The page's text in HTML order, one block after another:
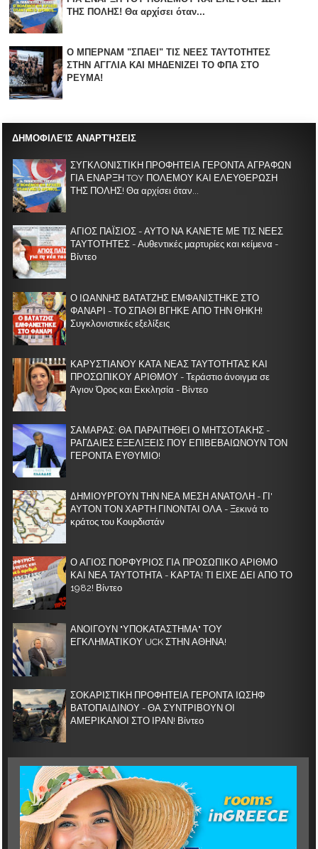
ΤΗΣ ΠΟΛΗΣ! Θα αρχίσει όταν...
Ο ΜΠΕΡΝΑΜ "ΣΠΑΕΙ" ΤΙΣ ΝΕΕΣ ΤΑΥΤΟΤΗΤΕΣ
ΣΤΗΝ ΑΓΓΛΙΑ KAI ΜΗΔΕΝΙZΕΙ ΤΟ ΦΠΑ ΣΤΟ
ΡΕΥΜΑ!
ΔΗΜΟΦΙΛΕΊΣ ΑΝΑΡΤΉΣΕΙΣ
ΣΥΓΚΛΟΝΙΣΤΙΚΗ ΠΡΟΦΗΤΕΙΑ ΓΕΡΟΝΤΑ ΑΓΡΑΦΩΝ
ΓΙΑ ΕΝΑΡΞΗ TOY ΠΟΛΕΜΟΥ ΚΑΙ ΕΛΕΥΘΕΡΩΣΗ
ΤΗΣ ΠΟΛΗΣ! Θα αρχίσει όταν...
ΑΓΙΟΣ ΠΑΪΣΙΟΣ - ΑΥΤΟ ΝΑ ΚΑΝΕΤΕ ΜΕ ΤΙΣ ΝΕΕΣ
ΤΑΥΤΟΤΗΤΕΣ - Αυθεντικές μαρτυρίες και κείμενα -
Βίντεο
Ο ΙΩΑΝΝΗΣ ΒΑΤΑΤΖΗΣ ΕΜΦΑΝΙΣΤΗΚΕ ΣΤΟ
ΦΑΝΑΡΙ - ΤΟ ΣΠΑΘΙ ΒΓΗΚΕ ΑΠΟ ΤΗΝ ΘΗΚΗ!
Συγκλονιστικές εξελίξεις
ΚΑΡΥΣΤΙΑΝΟΥ ΚΑΤΑ ΝΕΑΣ ΤΑΥΤΟΤΗΤΑΣ ΚΑΙ
ΠΡΟΣΩΠΙΚΟΥ ΑΡΙΘΜΟΥ - Τεράστιο άνοιγμα σε
Άγιον Όρος και Εκκλησία - Βίντεο
ΣΑΜΑΡΑΣ: ΘΑ ΠΑΡΑΙΤΗΘΕΙ Ο ΜΗΤΣΟΤΑΚΗΣ -
ΡΑΓΔΑΙΕΣ ΕΞΕΛΙΞΕΙΣ ΠΟΥ ΕΠΙΒΕΒΑΙΩΝΟΥΝ ΤΟΝ
ΓΕΡΟΝΤΑ ΕΥΘΥΜΙΟ!
ΔΗΜΙΟΥΡΓΟΥΝ ΤΗΝ ΝΕΑ ΜΕΣΗ ΑΝΑΤΟΛΗ - ΓΙ'
ΑΥΤΟΝ ΤΟΝ ΧΑΡΤΗ ΓΙΝΟΝΤΑΙ ΟΛΑ - Ξεκινά το
κράτος του Κουρδιστάν
Ο ΑΓΙΟΣ ΠΟΡΦΥΡΙΟΣ ΓΙΑ ΠΡΟΣΩΠΙΚΟ ΑΡΙΘΜΟ
ΚΑΙ ΝΕΑ ΤΑΥΤΟΤΗΤΑ - ΚΑΡΤΑ! ΤΙ ΕΙΧΕ ΔΕΙ ΑΠΟ ΤΟ
1982! Βίντεο
ΑΝΟΙΓΟΥΝ "ΥΠΟΚΑΤΑΣΤΗΜΑ" ΤΟΥ
ΕΓΚΛΗΜΑΤΙΚΟΥ UCK ΣΤΗΝ ΑΘΗΝΑ!
ΣΟΚΑΡΙΣΤΙΚΗ ΠΡΟΦΗΤΕΙΑ ΓΕΡΟΝΤΑ ΙΩΣΗΦ
ΒΑΤΟΠΑΙΔΙΝΟΥ - ΘΑ ΣΥΝΤΡΙΒΟΥΝ ΟΙ
ΑΜΕΡΙΚΑΝΟΙ ΣΤΟ ΙΡΑΝ! Βίντεο